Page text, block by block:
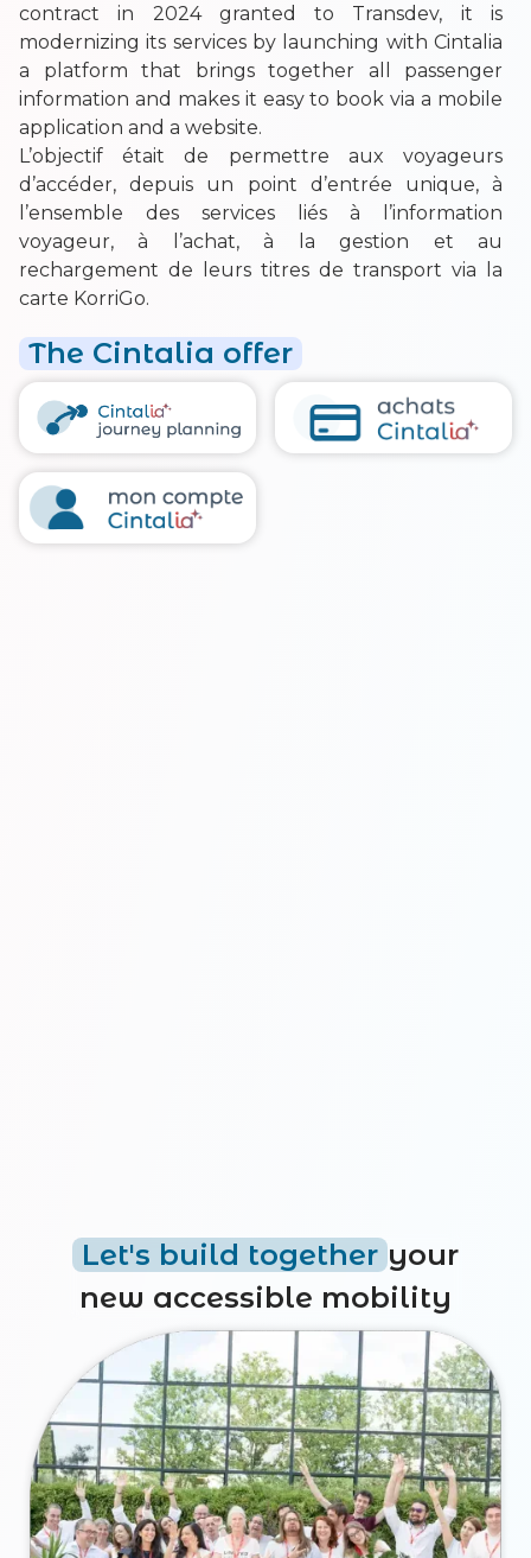
contract in 2024 granted to Transdev, it is
modernizing its services by launching with Cintalia
a platform that brings together all passenger
information and makes it easy to book via a mobile
application and a website.
L’objectif était de permettre aux voyageurs
d’accéder, depuis un point d’entrée unique, à
l’ensemble des services liés à l’information
voyageur, à l’achat, à la gestion et au
rechargement de leurs titres de transport via la
carte KorriGo.
The Cintalia offer
Let's build together your
new accessible mobility